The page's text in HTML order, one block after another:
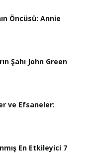
Öncüsü: Annie
Şahı John Green
ve Efsaneler:
En Etkileyici 7